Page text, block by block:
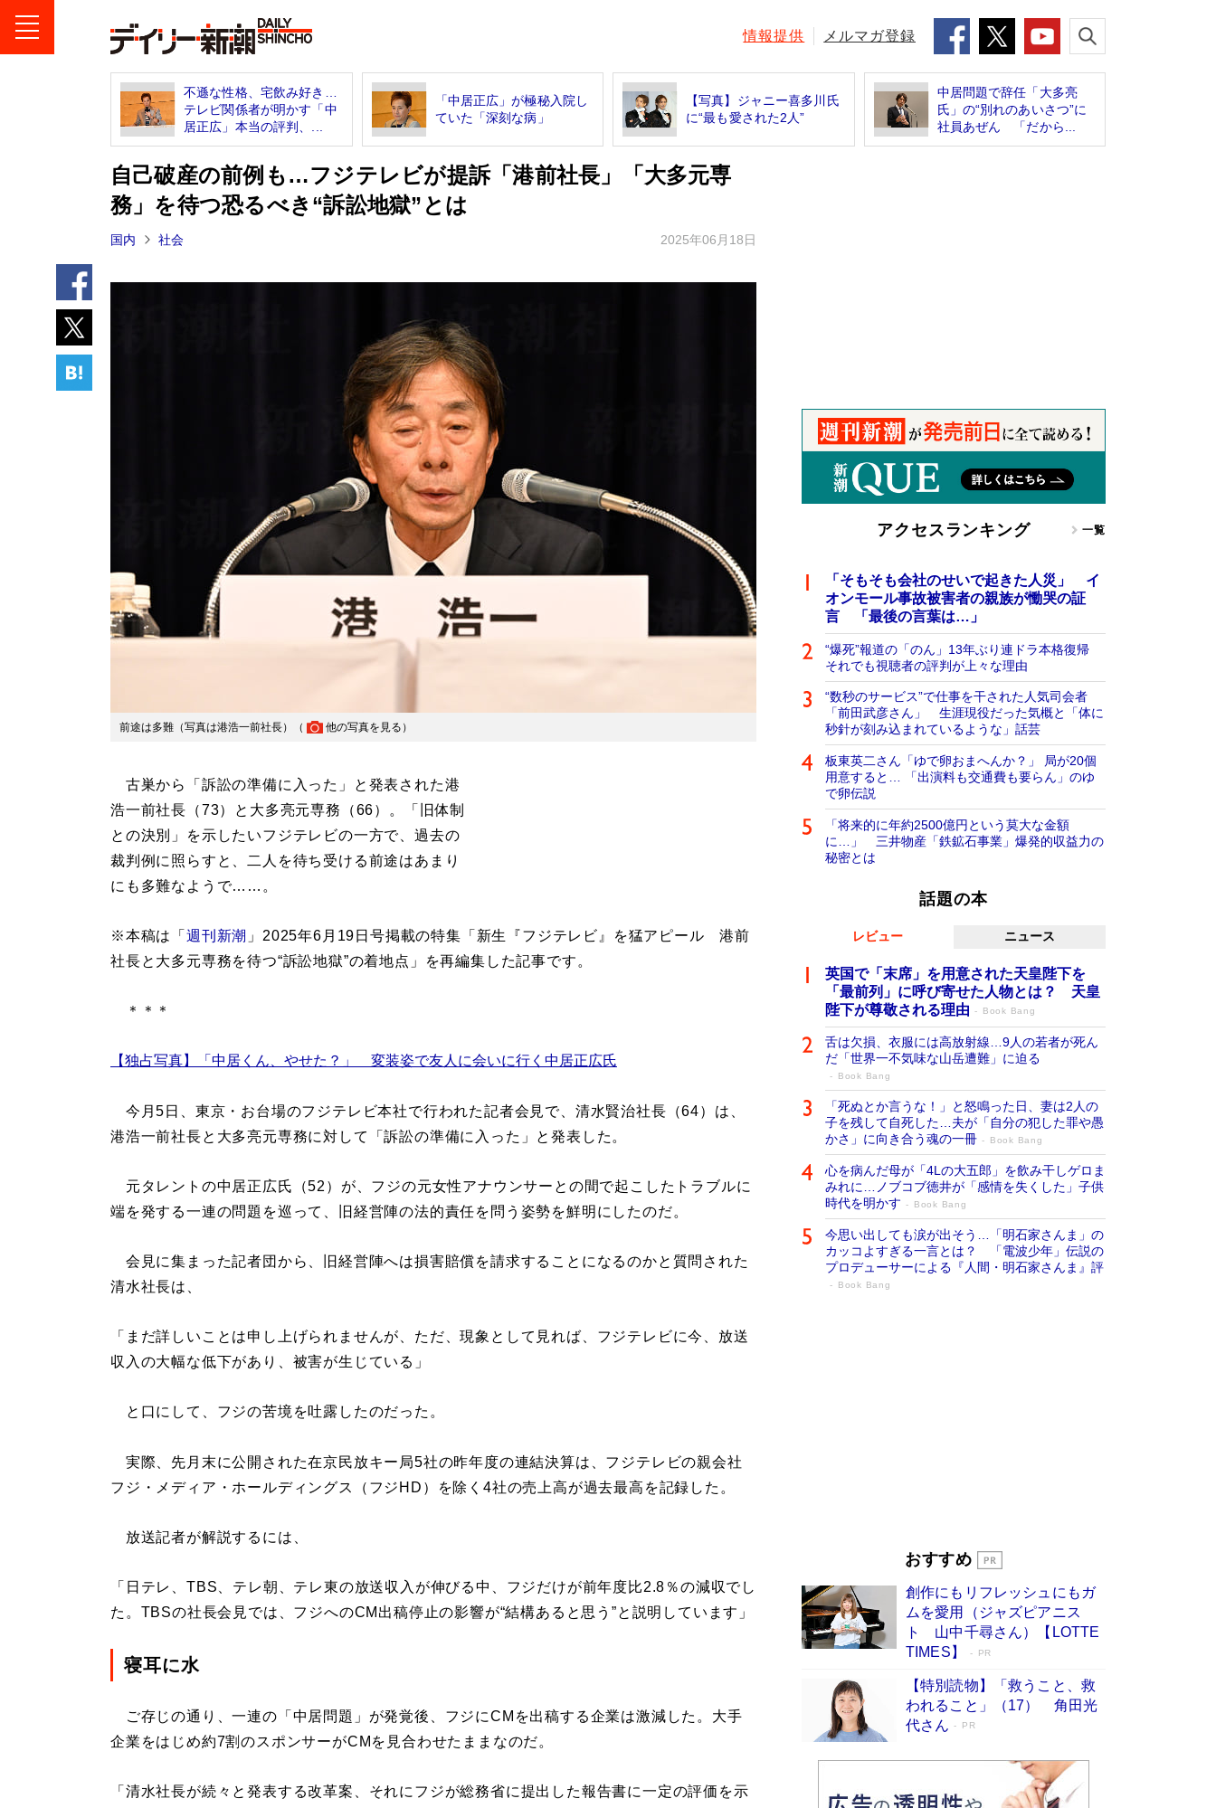
情報提供 メルマガ登録
不遜な性格、宅飲み好き…
テレビ関係者が明かす「中
居正広」本当の評判、...
「中居正広」が極秘入院し
ていた「深刻な病」
【写真】ジャニー喜多川氏
に“最も愛された2人”
中居問題で辞任「大多亮
氏」の“別れのあいさつ”に
社員あぜん 「だから...
自己破産の前例も…フジテレビが提訴「港前社長」「大多元専
務」を待つ恐るべき“訴訟地獄”とは
国内 社会 2025年06月18日
前途は多難（写真は港浩一前社長）（ 他の写真を見る ）
古巣から「訴訟の準備に入った」と発表された港
浩一前社長（73）と大多亮元専務（66）。「旧体制
との決別」を示したいフジテレビの一方で、過去の
裁判例に照らすと、二人を待ち受ける前途はあまり
にも多難なようで……。
※本稿は「 週刊新潮 」2025年6月19日号掲載の特集「新生『フジテレビ』を猛アピール 港前
社長と大多元専務を待つ“訴訟地獄”の着地点」を再編集した記事です。
＊＊＊
【独占写真】「中居くん、やせた？」 変装姿で友人に会いに行く中居正広氏
今月5日、東京・お台場のフジテレビ本社で行われた記者会見で、清水賢治社長（64）は、
港浩一前社長と大多亮元専務に対して「訴訟の準備に入った」と発表した。
元タレントの中居正広氏（52）が、フジの元女性アナウンサーとの間で起こしたトラブルに
端を発する一連の問題を巡って、旧経営陣の法的責任を問う姿勢を鮮明にしたのだ。
会見に集まった記者団から、旧経営陣へは損害賠償を請求することになるのかと質問された
清水社長は、
「まだ詳しいことは申し上げられませんが、ただ、現象として見れば、フジテレビに今、放送
収入の大幅な低下があり、被害が生じている」
と口にして、フジの苦境を吐露したのだった。
実際、先月末に公開された在京民放キー局5社の昨年度の連結決算は、フジテレビの親会社
フジ・メディア・ホールディングス（フジHD）を除く4社の売上高が過去最高を記録した。
放送記者が解説するには、
「日テレ、TBS、テレ朝、テレ東の放送収入が伸びる中、フジだけが前年度比2.8％の減収でし
た。TBSの社長会見では、フジへのCM出稿停止の影響が“結構あると思う”と説明しています」
寝耳に水
ご存じの通り、一連の「中居問題」が発覚後、フジにCMを出稿する企業は激減した。大手
企業をはじめ約7割のスポンサーがCMを見合わせたままなのだ。
「清水社長が続々と発表する改革案、それにフジが総務省に提出した報告書に一定の評価を示
アクセスランキング 一覧
「そもそも会社のせいで起きた人災」 イ
オンモール事故被害者の親族が慟哭の証
言 「最後の言葉は…」
“爆死”報道の「のん」13年ぶり連ドラ本格復帰
それでも視聴者の評判が上々な理由
“数秒のサービス”で仕事を干された人気司会者
「前田武彦さん」 生涯現役だった気概と「体に
秒針が刻み込まれているような」話芸
板東英二さん「ゆで卵おまへんか？」 局が20個
用意すると… 「出演料も交通費も要らん」のゆ
で卵伝説
「将来的に年約2500億円という莫大な金額
に…」 三井物産「鉄鉱石事業」爆発的収益力の
秘密とは
話題の本
レビュー ニュース
英国で「末席」を用意された天皇陛下を
「最前列」に呼び寄せた人物とは？ 天皇
陛下が尊敬される理由
Book Bang
舌は欠損、衣服には高放射線…9人の若者が死ん
だ「世界一不気味な山岳遭難」に迫る
Book Bang
「死ぬとか言うな！」と怒鳴った日、妻は2人の
子を残して自死した…夫が「自分の犯した罪や愚
かさ」に向き合う魂の一冊
Book Bang
心を病んだ母が「4Lの大五郎」を飲み干しゲロま
みれに…ノブコブ徳井が「感情を失くした」子供
時代を明かす
Book Bang
今思い出しても涙が出そう…「明石家さんま」の
カッコよすぎる一言とは？ 「電波少年」伝説の
プロデューサーによる『人間・明石家さんま』評
Book Bang
皇陛下はお元気でおられるか」がサウジ国王の第
東野圭吾、伊坂幸太郎の人気シリーズ最新作どち
らも文庫化 映画化された直木賞受賞作もランク
イン［文庫ベストセラー］
Book Bang
おすすめ
創作にもリフレッシュにもガ
ムを愛用（ジャズピアニス
ト 山中千尋さん）【LOTTE
TIMES】
PR
【特別読物】「救うこと、救
われること」（17） 角田光
代さん
PR